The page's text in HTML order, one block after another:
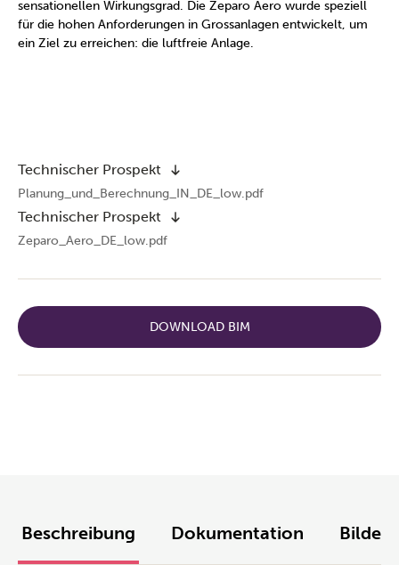
sensationellen Wirkungsgrad. Die Zeparo Aero wurde speziell
für die hohen Anforderungen in Grossanlagen entwickelt, um
ein Ziel zu erreichen: die luftfreie Anlage.
Technischer Prospekt
Planung_und_Berechnung_IN_DE_low.pdf
Technischer Prospekt
Zeparo_Aero_DE_low.pdf
DOWNLOAD BIM
Beschreibung Dokumentation Bilder